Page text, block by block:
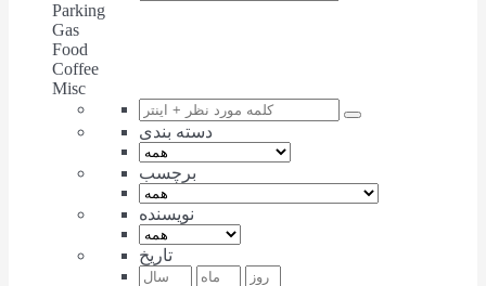
Parking
Gas
Food
Coffee
Misc
دسته بندی
برچسب
نویسنده
تاریخ